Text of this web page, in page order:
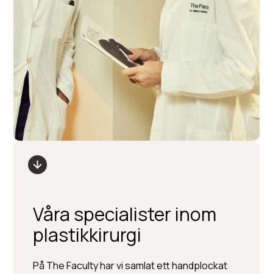
Våra specialister inom
plastikkirurgi
På The Faculty har vi samlat ett handplockat
Per Hedén